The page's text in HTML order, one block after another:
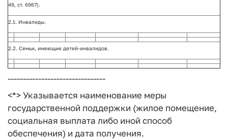
49, ст. 6967).
2.1. Инвалиды.
2.2. Семьи, имеющие детей-инвалидов.
--------------------------------
<*> Указывается наименование меры
государственной поддержки (жилое помещение,
социальная выплата либо иной способ
обеспечения) и дата получения.